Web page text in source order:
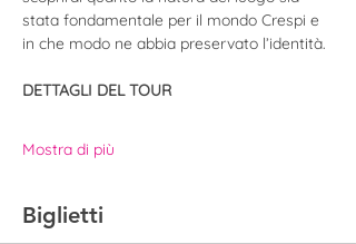
stata fondamentale per il mondo Crespi e
in che modo ne abbia preservato l’identità.
DETTAGLI DEL TOUR
Mostra di più
Biglietti